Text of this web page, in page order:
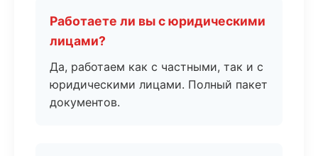
Работаете ли вы с юридическими
лицами?
Да, работаем как с частными, так и с
юридическими лицами. Полный пакет
документов.